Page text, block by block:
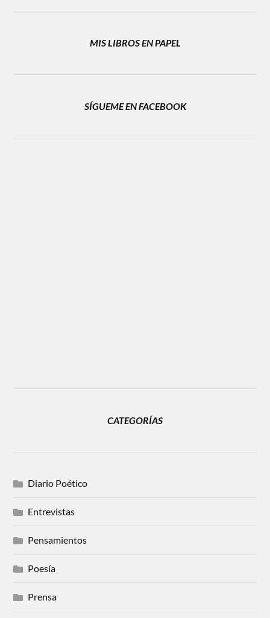
MIS LIBROS EN PAPEL
SÍGUEME EN FACEBOOK
CATEGORÍAS
Diario Poético
Entrevistas
Pensamientos
Poesía
Prensa